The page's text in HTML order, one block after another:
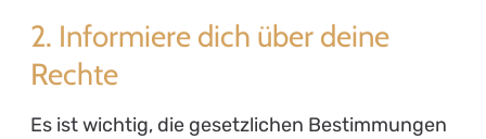
2. Informiere dich über deine
Rechte
Es ist wichtig, die gesetzlichen Bestimmungen